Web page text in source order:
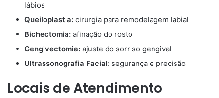
lábios
Queiloplastia: cirurgia para remodelagem labial
Bichectomia: afinação do rosto
Gengivectomia: ajuste do sorriso gengival
Ultrassonografia Facial: segurança e precisão
Locais de Atendimento